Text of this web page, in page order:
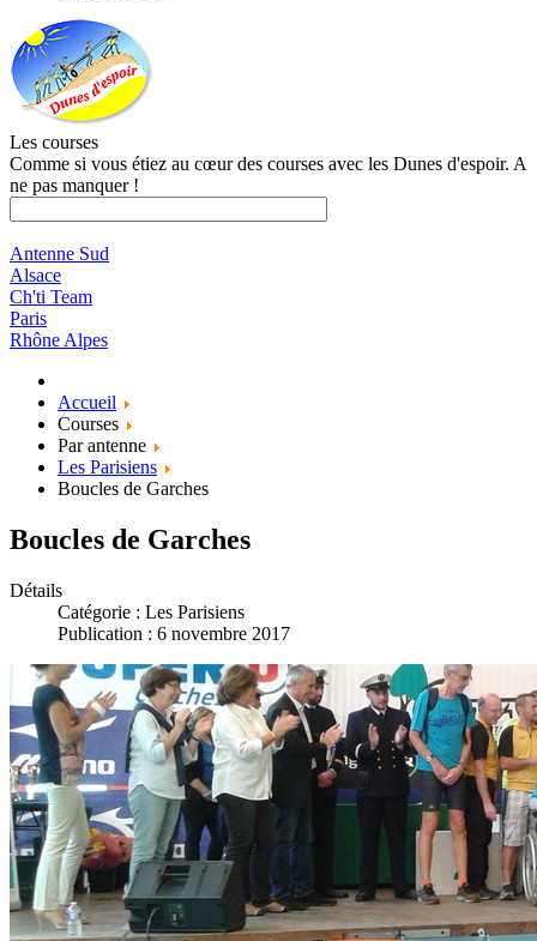
Les courses
Comme si vous étiez au cœur des courses avec les Dunes d'espoir. A
ne pas manquer !
Antenne Sud
Alsace
Ch'ti Team
Paris
Rhône Alpes
Accueil
Courses
Par antenne
Les Parisiens
Boucles de Garches
Boucles de Garches
Détails
Catégorie : Les Parisiens
Publication : 6 novembre 2017